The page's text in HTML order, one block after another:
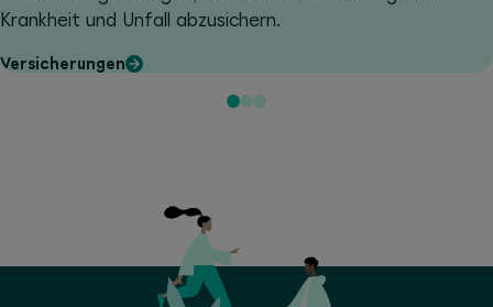
Krankheit und Unfall abzusichern.
Versicherungen